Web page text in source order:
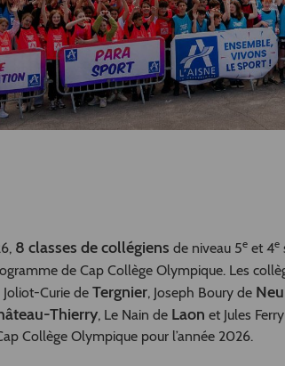
8 classes de collégiens de niveau 5e et 4e
de Cap Collège Olympique. Les
Joliot-Curie de Tergnier, Joseph Boury de
Thierry, Le Nain de Laon et Jules
Collège Olympique pour l’année 2026.